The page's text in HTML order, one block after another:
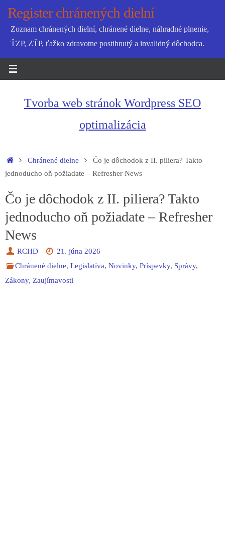
SkipRegister chránených dielní
Zoznam chránených dielní, chránené dielne, náhradné plnenie,
ŤZP, ZŤP, ťažko zdravotne postihnutý a invalidný dôchodca.
Tvorba web stránok Wordpress SEO
optimalizácia
HomeChránené dielne
Čo je dôchodok z II. piliera? Takto
jednoducho oň požiadate – Refresher News
Čo je dôchodok z II. piliera? Takto
jednoducho oň požiadate – Refresher
News
RCHD
21. júna 2026
Chránené dielne,Legislatíva,Novinky,Príspevky, Správy,
Zákony, Zaujímavosti